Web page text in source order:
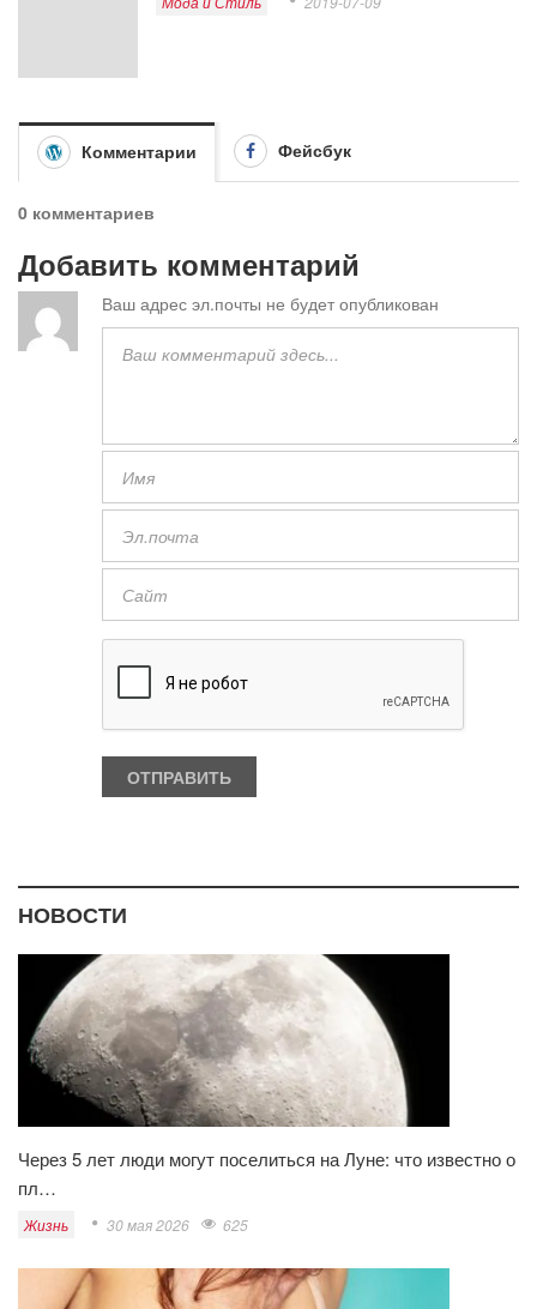
Комментарии Фейсбук
0 комментариев
Добавить комментарий
Ваш адрес эл.почты не будет опубликован
НОВОСТИ
Через 5 лет люди могут поселиться на Луне: что известно о
пл…
Жизнь 30 мая 2026 625